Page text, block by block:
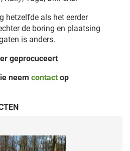
hetzelfde als het eerder
de boring en plaatsing
is anders.
geprocuceert
neem contactop